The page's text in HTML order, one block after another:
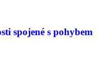
spojené s pohybem